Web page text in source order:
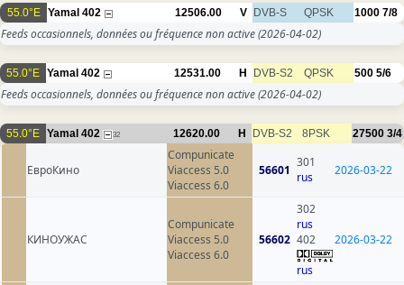
55.0°E Yamal 402 12506.00 V DVB-S QPSK 1000 7/8
Feeds occasionnels, données ou fréquence non active(2026-04-02)
55.0°E Yamal 402 12531.00 H DVB-S2 QPSK 500 5/6
Feeds occasionnels, données ou fréquence non active(2026-04-02)
55.0°E Yamal 402 32 12620.00 H DVB-S2 8PSK 27500 3/4
ЕвроКино
Compunicate
Viaccess 5.0
Viaccess 6.0
56601
301
rus
2026-03-22
КИНОУЖАС
Compunicate
Viaccess 5.0
Viaccess 6.0
56602
302
rus
402
rus
2026-03-22